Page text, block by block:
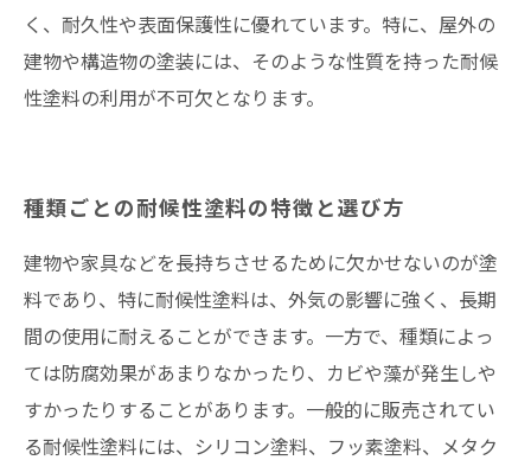
く、耐久性や表面保護性に優れています。特に、屋外の
建物や構造物の塗装には、そのような性質を持った耐候
性塗料の利用が不可欠となります。
種類ごとの耐候性塗料の特徴と選び方
建物や家具などを長持ちさせるために欠かせないのが塗
料であり、特に耐候性塗料は、外気の影響に強く、長期
間の使用に耐えることができます。一方で、種類によっ
ては防腐効果があまりなかったり、カビや藻が発生しや
すかったりすることがあります。一般的に販売されてい
る耐候性塗料には、シリコン塗料、フッ素塗料、メタク